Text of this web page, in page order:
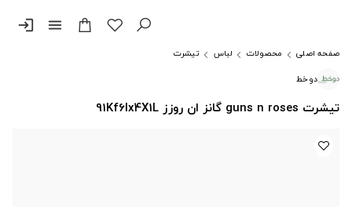
menu
login
صفحه اصلی محصولات لباس
تیشرت
دوخط
تیشرت guns n roses گانز ان روزز 91Kf6lx4X1L